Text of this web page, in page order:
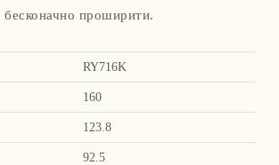
бесконачно проширити.
RY716K
160
123.8
92.5